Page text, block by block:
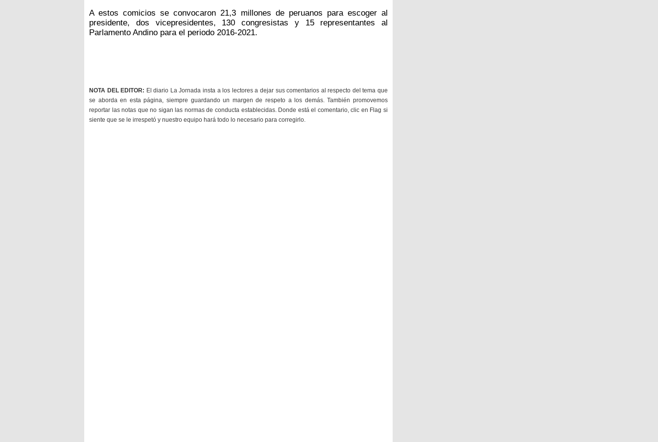
A estos comicios se convocaron 21,3 millones de peruanos para escoger al
presidente, dos vicepresidentes, 130 congresistas y 15 representantes al
Parlamento Andino para el periodo 2016-2021.
NOTA DEL EDITOR: El diario La Jornada insta a los lectores a dejar sus comentarios al respecto del tema que
se aborda en esta página, siempre guardando un margen de respeto a los demás. También promovemos
reportar las notas que no sigan las normas de conducta establecidas. Donde está el comentario, clic en Flag si
siente que se le irrespetó y nuestro equipo hará todo lo necesario para corregirlo.